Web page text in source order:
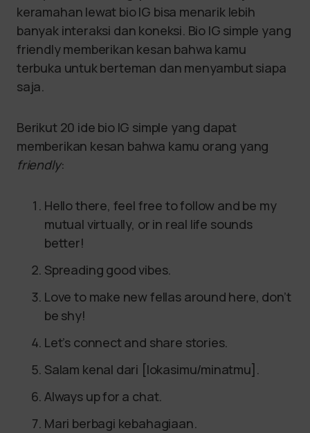
keramahan lewat bio IG bisa menarik lebih
banyak interaksi dan koneksi. Bio IG simple yang
friendly memberikan kesan bahwa kamu
terbuka untuk berteman dan menyambut siapa
saja.
Berikut 20 ide bio IG simple yang dapat
memberikan kesan bahwa kamu orang yang
friendly:
Hello there, feel free to follow and be my
mutual virtually, or in real life sounds
better!
Spreading good vibes.
Love to make new fellas around here, don’t
be shy!
Let’s connect and share stories.
Salam kenal dari [lokasimu/minatmu].
Always up for a chat.
Mari berbagi kebahagiaan.